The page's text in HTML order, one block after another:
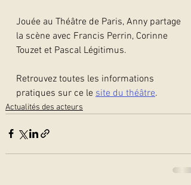
Jouée au Théâtre de Paris, Anny partage
la scène avec Francis Perrin, Corinne
Touzet et Pascal Légitimus.
Retrouvez toutes les informations
pratiques sur ce le site du théâtre.
Actualités des acteurs